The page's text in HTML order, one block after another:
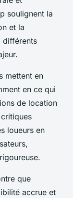
soulignent la
et la
différents
mettent en
en ce qui
de location
loueurs en
que
accrue et